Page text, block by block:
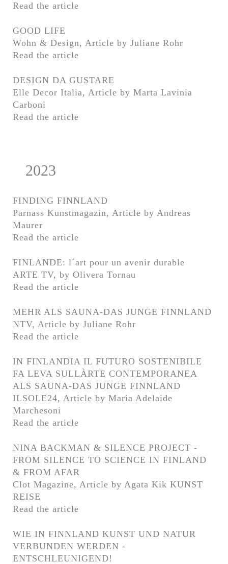
Read the article
GOOD LIFE
Wohn & Design, Article by Juliane Rohr
Read the article
DESIGN DA GUSTARE
Elle Decor Italia, Article by Marta Lavinia
Carboni
Read the article
2023
FINDING FINNLAND
Parnass Kunstmagazin, Article by Andreas
Maurer
Read the article
FINLANDE: l´art pour un avenir durable
ARTE TV, by Olivera Tornau
Read the article
MEHR ALS SAUNA-DAS JUNGE FINNLAND
NTV, Article by Juliane Rohr
Read the article
IN FINLANDIA IL FUTURO SOSTENIBILE
FA LEVA SULLÀRTE CONTEMPORANEA
ALS SAUNA-DAS JUNGE FINNLAND
ILSOLE24, Article by Maria Adelaide
Marchesoni
Read the article
NINA BACKMAN & SILENCE PROJECT -
FROM SILENCE TO SCIENCE IN FINLAND
& FROM AFAR
Clot Magazine, Article by Agata Kik KUNST
REISE
Read the article
WIE IN FINNLAND KUNST UND NATUR
VERBUNDEN WERDEN -
ENTSCHLEUNIGEND!